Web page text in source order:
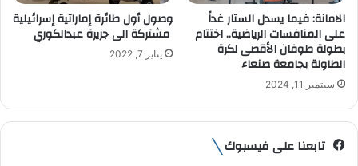
الامانة: فيما يسدل الستار غداً
على المنافسات الرياضية.. اختتام
بطولة طوفان الأقصى لكرة
الطاولة بجامعة صنعاء
سبتمبر 11, 2024
وصول أول طائرة إماراتية إسرائيلية
مشتركة الى جزيرة عبدالكوري
يناير 7, 2022
تابعنا على فيسبوك